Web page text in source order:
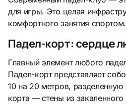
для игры. Это целая
комфортного занятия спортом.
Падел-корт: сердце
Главный элемент любого
Падел-корт представляет
10 на 20 метров, разделенную
корта — стены из закаленного